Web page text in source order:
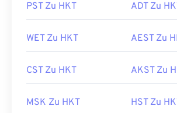
PST Zu HKT ADT Zu
WET Zu HKT AEST Zu
CST Zu HKT AKST Zu
MSK Zu HKT HST Zu